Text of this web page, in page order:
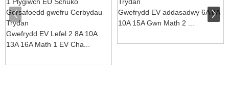
Gwefrydd EV Lefel 2 8A 10A
13A 16A Math 1 EV Cha...
Gwefrydd EV addasadwy 6A 8A
10A 15A Gwn Math 2 ...